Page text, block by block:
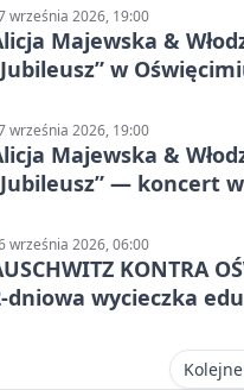
września 2026, 19:00
Majewska &
w
września 2026, 19:00
Majewska &
— koncert
września 2026, 06:00
KONTRA
wycieczka